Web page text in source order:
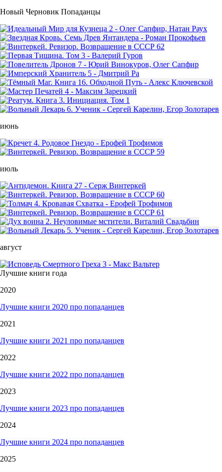
Новый Черновик Попаданцы
июнь
июль
август
Лучшие книги года
2020
Лучшие книги 2020 про попаданцев
2021
Лучшие книги 2021 про попаданцев
2022
Лучшие книги 2022 про попаданцев
2023
Лучшие книги 2023 про попаданцев
2024
Лучшие книги 2024 про попаданцев
2025